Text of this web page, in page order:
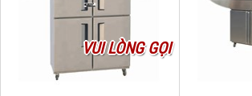
VUI LÒNG GỌI